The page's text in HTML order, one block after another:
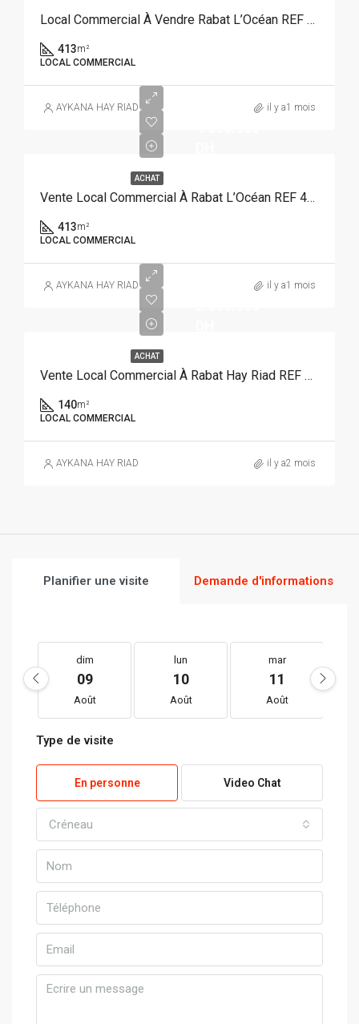
Local Commercial À Vendre Rabat L’Océan REF 4349
413m²
LOCAL COMMERCIAL
AYKANA HAY RIAD il y a1 mois
ACHAT
Vente Local Commercial À Rabat L’Océan REF 4348
413m²
LOCAL COMMERCIAL
AYKANA HAY RIAD il y a1 mois
ACHAT
Vente Local Commercial À Rabat Hay Riad REF 4324
140m²
LOCAL COMMERCIAL
AYKANA HAY RIAD il y a2 mois
Planifier une visite Demande d'informations
dim
09
Août
lun
10
Août
mar
11
Août
Type de visite
En personne Video Chat
Créneau